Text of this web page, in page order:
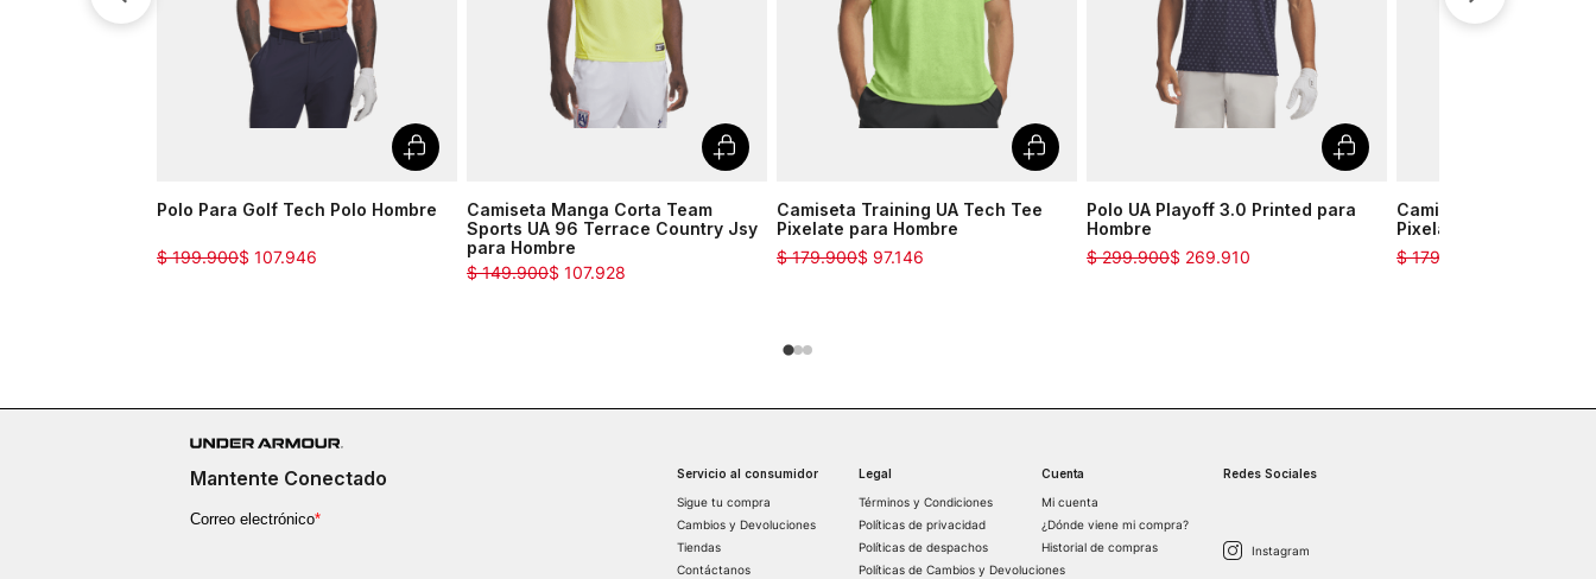
Polo Para Golf Tech Polo Hombre
$ 107.946
$ 199.900
Camiseta Manga Corta Team
Sports UA 96 Terrace Country Jsy
para Hombre
$ 107.928
$ 149.900
Camiseta Training UA Tech Tee
Pixelate para Hombre
$ 97.146
$ 179.900
Polo UA Playoff 3.0 Printed para
Hombre
$ 269.910
$ 299.900
Camiseta Training UA
Pixelate para Hombre
$ 179
Mantente Conectado
Servicio al consumidor
Sigue tu compra
Cambios y Devoluciones
Tiendas
Contáctanos
Legal
Términos y Condiciones
Políticas de privacidad
Políticas de despachos
Políticas de Cambios y Devoluciones
Cuenta
Mi cuenta
¿Dónde viene mi compra?
Historial de compras
Redes Sociales